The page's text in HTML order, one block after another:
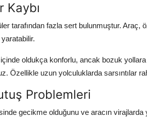
Kaybı
tarafından fazla sert bulunmuştur. Araç,
oldukça konforlu, ancak bozuk
Özellikle uzun yolculuklarda sarsıntılar
Problemleri
gecikme olduğunu ve aracın